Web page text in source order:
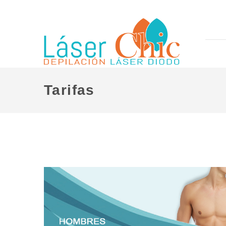
Tarifas